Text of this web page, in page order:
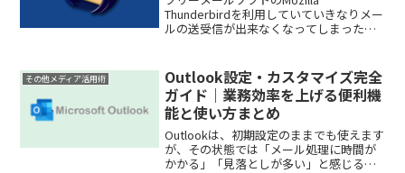
Thunderbirdを利用していていきなりメー
ルの送受信が出来なくなってしまった。
のであれば、すぐにメールを送信したり...
その他メディア活用術
Outlook設定・カスタマイズ完全
ガイド｜業務効率を上げる便利機
能と使い方まとめ
Outlookは、初期設定のままでも使えます
が、その状態では「メール処理に時間が
かかる」「見落としが多い」と感じる方